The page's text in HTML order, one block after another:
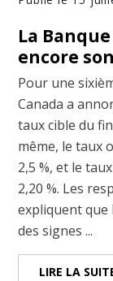
La
encore
Pour une
Canada a
taux cible du
même, le taux
2,5 %, et le
2,20 %. Les
expliquent que
des signes ...
LIRE LA